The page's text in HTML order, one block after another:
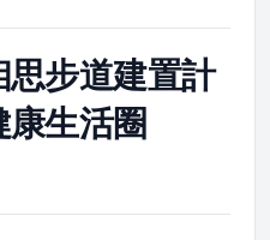
步道建置計
生活圈